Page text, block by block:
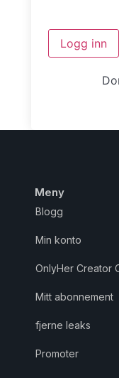
Logg inn
Meny
Blogg
Min konto
OnlyHer Creator
Mitt abonnement
fjerne leaks
Promoter